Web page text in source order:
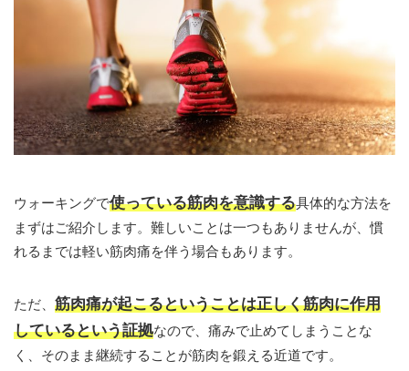
ウォーキングで使っている筋肉を意識する具体的な方法を
まずはご紹介します。難しいことは一つもありませんが、慣
れるまでは軽い筋肉痛を伴う場合もあります。
ただ、 筋肉痛が起こるということは正しく筋肉に作用
しているという証拠なので、痛みで止めてしまうことな
く、そのまま継続することが筋肉を鍛える近道です。